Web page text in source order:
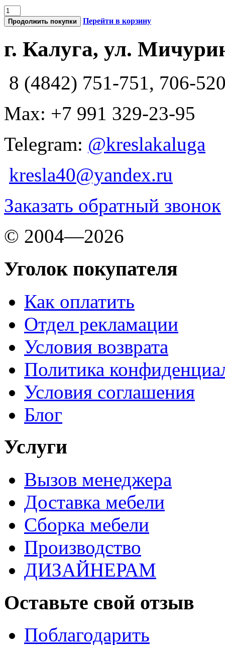
Продолжить покупки Перейти в корзину
г. Калуга, ул.
8 (4842) 751-751, 706-
Max: +7 991 329-23-95
Telegram: @kreslakaluga
kresla40@yandex.ru
Заказать обратный звонок
© 2004—2026
Уголок покупателя
Как оплатить
Отдел рекламации
Условия возврата
Политика
Условия соглашения
Блог
Услуги
Вызов менеджера
Доставка мебели
Сборка мебели
Производство
ДИЗАЙНЕРАМ
Оставьте свой отзыв
Поблагодарить